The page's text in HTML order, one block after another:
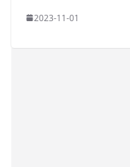
2023-11-01